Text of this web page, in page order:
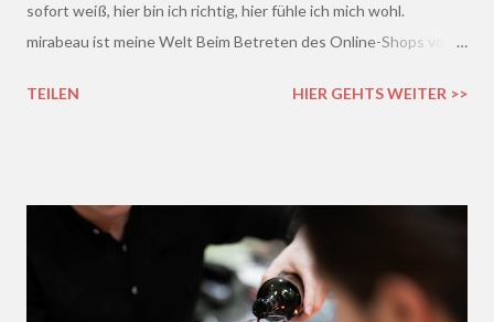
sofort weiß, hier bin ich richtig, hier fühle ich mich wohl.
mirabeau ist meine Welt Beim Betreten des Online-Shops von
Harmonische - ich wusste sofort, hier fühle ich mich wohl :)
TEILEN HIER GEHTS WEITER >>